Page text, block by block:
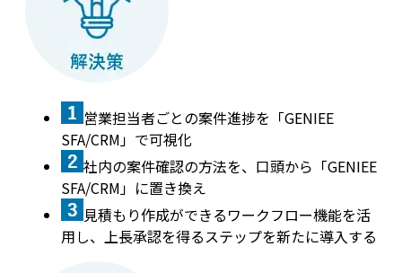
営業担当者ごとの案件進捗を「GENIEE
SFA/CRM」で可視化
社内の案件確認の方法を、口頭から「GENIEE
SFA/CRM」に置き換え
見積もり作成ができるワークフロー機能を活
用し、上長承認を得るステップを新たに導入する